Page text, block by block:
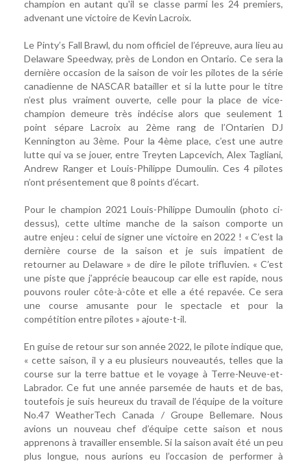
champion en autant qu'il se classe parmi les 24 premiers,
advenant une victoire de Kevin Lacroix.
Le Pinty’s Fall Brawl, du nom officiel de l’épreuve, aura lieu au
Delaware Speedway, près de London en Ontario. Ce sera la
dernière occasion de la saison de voir les pilotes de la série
canadienne de NASCAR batailler et si la lutte pour le titre
n’est plus vraiment ouverte, celle pour la place de vice-
champion demeure très indécise alors que seulement 1
point sépare Lacroix au 2ème rang de l’Ontarien DJ
Kennington au 3ème. Pour la 4ème place, c’est une autre
lutte qui va se jouer, entre Treyten Lapcevich, Alex Tagliani,
Andrew Ranger et Louis-Philippe Dumoulin. Ces 4 pilotes
n’ont présentement que 8 points d’écart.
Pour le champion 2021 Louis-Philippe Dumoulin (photo ci-
dessus), cette ultime manche de la saison comporte un
autre enjeu : celui de signer une victoire en 2022 ! « C’est la
dernière course de la saison et je suis impatient de
retourner au Delaware » de dire le pilote trifluvien. « C’est
une piste que j’apprécie beaucoup car elle est rapide, nous
pouvons rouler côte-à-côte et elle a été repavée. Ce sera
une course amusante pour le spectacle et pour la
compétition entre pilotes » ajoute-t-il.
En guise de retour sur son année 2022, le pilote indique que,
« cette saison, il y a eu plusieurs nouveautés, telles que la
course sur la terre battue et le voyage à Terre-Neuve-et-
Labrador. Ce fut une année parsemée de hauts et de bas,
toutefois je suis heureux du travail de l’équipe de la voiture
No.47 WeatherTech Canada / Groupe Bellemare. Nous
avions un nouveau chef d’équipe cette saison et nous
apprenons à travailler ensemble. Si la saison avait été un peu
plus longue, nous aurions eu l’occasion de performer à